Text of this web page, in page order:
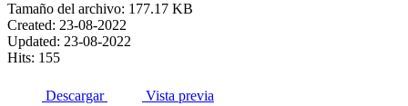
Tamaño del archivo: 177.17 KB
Created: 23-08-2022
Updated: 23-08-2022
Hits: 155
Descargar Vista previa